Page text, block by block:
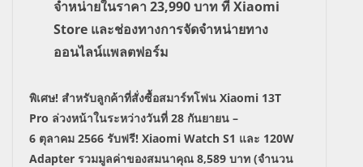
จำหน่ายในราคา 23,990บาท ที่Xiaomi
Store และช่องทางการจัดจำหน่ายทาง
ออนไลน์แพลตฟอร์ม
พิเศษ! สำหรับลูกค้าที่สั่งซื้อสมาร์ทโฟน Xiaomi 13T
Pro ล่วงหน้าในระหว่างวันที่ 28 กันยายน –
6 ตุลาคม 2566 รับฟรี! Xiaomi Watch S1 และ 120W
Adapter รวมมูลค่าของสมนาคุณ 8,589 บาท (จำนวน